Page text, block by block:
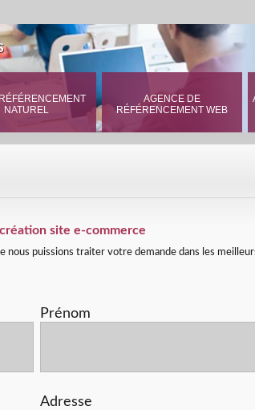
NATUREL
AGENCE DE
RÉFÉRENCEMENT WEB
site e-commerce
nous puissions traiter votre demande dans les
Prénom
Adresse